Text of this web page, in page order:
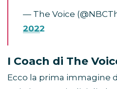
— The Voice
2022
I Coach di The
Ecco la prima immagine